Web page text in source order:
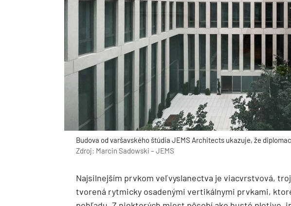
Budova od varšavského štúdia JEMS Architects ukazuje, že
Zdroj: Marcin Sadowski – JEMS
Najsilnejším prvkom veľvyslanectva je viacvrstvová,
tvorená rytmicky osadenými vertikálnymi prvkami,